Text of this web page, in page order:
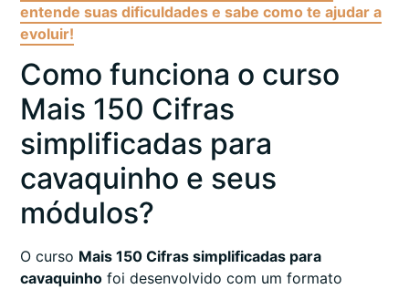
entende suas dificuldades e sabe como te ajudar a
evoluir!
Como funciona o curso
Mais 150 Cifras
simplificadas para
cavaquinho e seus
módulos?
O curso Mais 150 Cifras simplificadas para
cavaquinho foi desenvolvido com um formato